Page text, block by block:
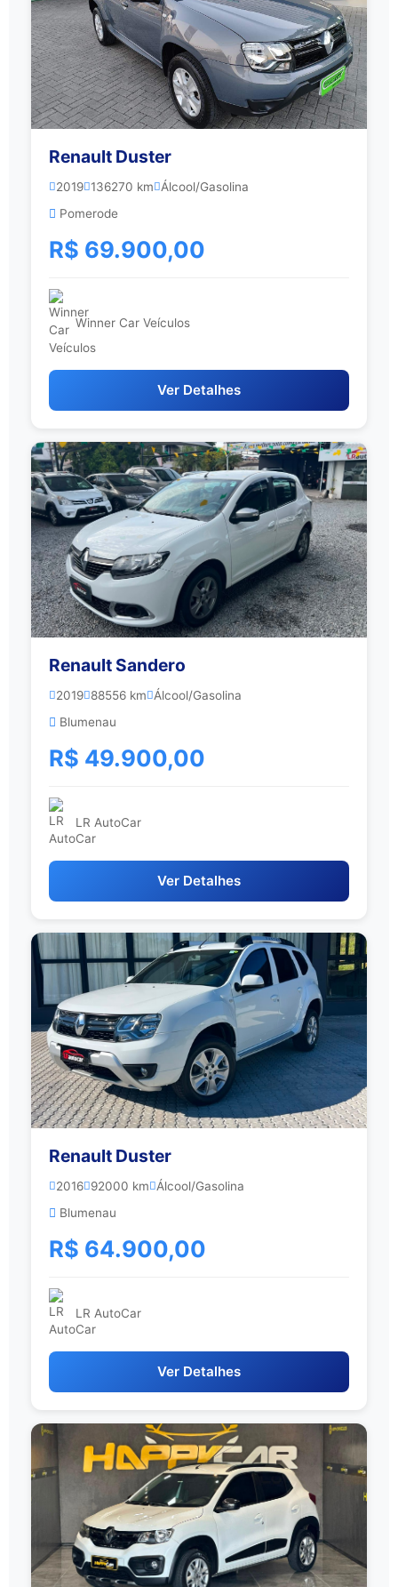
Renault Duster
2019 136270 km
Álcool/Gasolina
Pomerode
R$ 69.900,00
Winner Car Veículos
Ver Detalhes
Renault Sandero
2019 88556 km
Álcool/Gasolina
Blumenau
R$ 49.900,00
LR AutoCar
Ver Detalhes
Renault Duster
2016 92000 km
Álcool/Gasolina
Blumenau
R$ 64.900,00
LR AutoCar
Ver Detalhes